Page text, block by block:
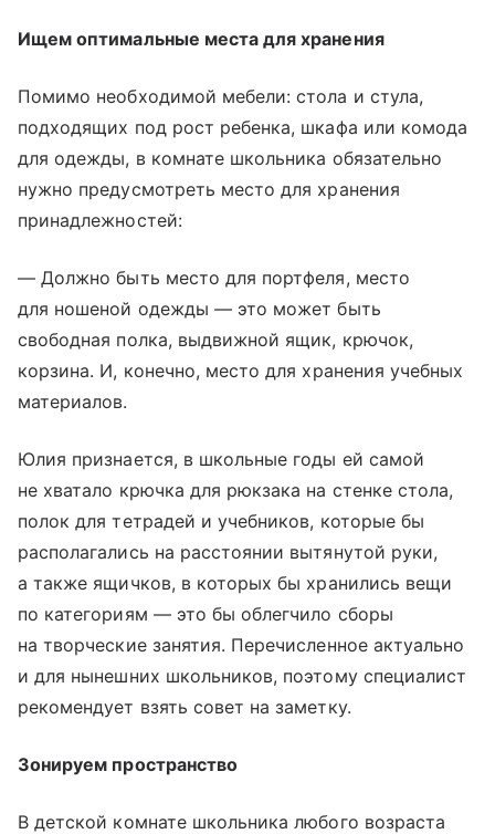
Ищем оптимальные места для хранения
Помимо необходимой мебели: стола и стула,
подходящих под рост ребенка, шкафа или комода
для одежды, в комнате школьника обязательно
нужно предусмотреть место для хранения
принадлежностей:
— Должно быть место для портфеля, место
для ношеной одежды — это может быть
свободная полка, выдвижной ящик, крючок,
корзина. И, конечно, место для хранения учебных
материалов.
Юлия признается, в школьные годы ей самой
не хватало крючка для рюкзака на стенке стола,
полок для тетрадей и учебников, которые бы
располагались на расстоянии вытянутой руки,
а также ящичков, в которых бы хранились вещи
по категориям — это бы облегчило сборы
на творческие занятия. Перечисленное актуально
и для нынешних школьников, поэтому специалист
рекомендует взять совет на заметку.
Зонируем пространство
В детской комнате школьника любого возраста